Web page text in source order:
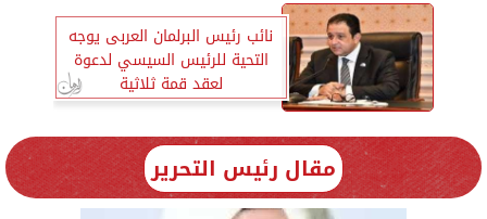
نائب رئيس البرلمان العربى يوجه
التحية للرئيس السيسي لدعوة
لعقد قمة ثلاثية
مقال رئيس التحرير